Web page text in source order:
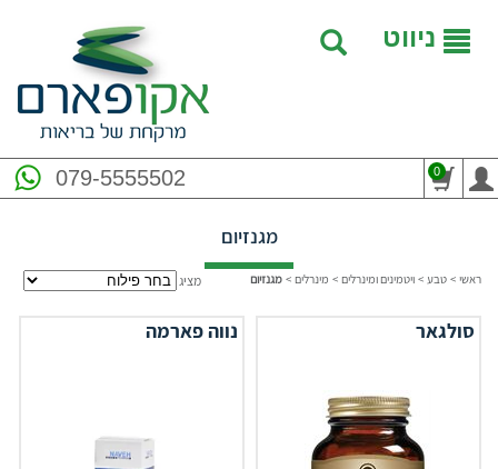
ניווט
079-5555502 0
מגנזיום
ראשי > טבע > ויטמינים ומינרלים > מינרלים > מגנזיום מציג
סולגאר נווה פארמה